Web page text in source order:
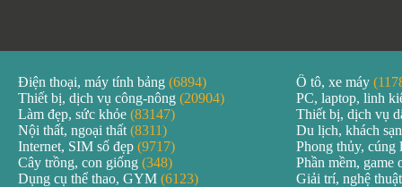
Điện thoại, máy tính bảng (6894) Ô tô, xe máy
Thiết bị, dịch vụ công-nông (20904)
PC, laptop, linh
Làm đẹp, sức khỏe (83147)
Thiết bị, dịch vụ
Nội thất, ngoại thất (8311)
Du lịch, khách
Internet, SIM số đẹp (9717)
Phong thủy, cúng
Cây trồng, con giống (348)
Phần mềm, game
Dụng cụ thể thao, GYM (6123)
Giải trí, nghệ